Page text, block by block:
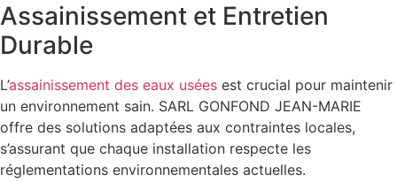
Assainissement et Entretien
Durable
L’assainissement des eaux usées est crucial pour maintenir
un environnement sain. SARL GONFOND JEAN-MARIE
offre des solutions adaptées aux contraintes locales,
s’assurant que chaque installation respecte les
réglementations environnementales actuelles.